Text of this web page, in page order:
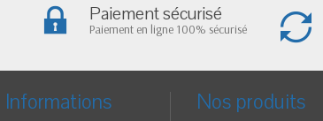
Paiement sécurisé
Paiement en ligne 100% sécurisé
Informations Nos produits